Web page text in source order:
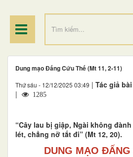
Dung mạo Đấng Cứu Thế (Mt 11, 2-11)
Thứ sáu - 12/12/2025 03:49 | Tác giả
|
1285
“Cây lau bị giập, Ngài không
lét, chẳng nỡ tắt đi” (Mt 12, 20).
DUNG MẠO